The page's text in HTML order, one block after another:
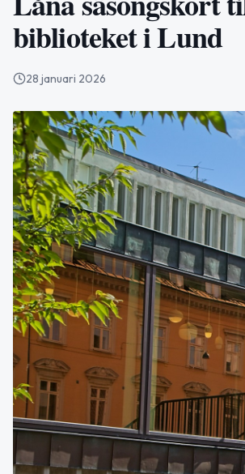
biblioteket i Lund
28 januari 2026